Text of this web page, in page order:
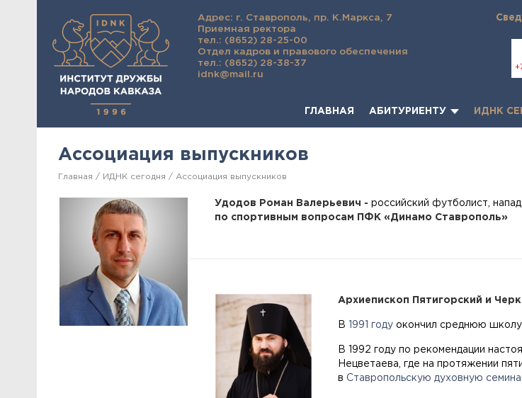
Адрес: г. Ставрополь, пр. К.Маркса, 7
Приемная ректора
тел.: (8652) 28-25-00
Отдел кадров и правового обеспечения
тел.: (8652) 28-38-37
idnk@mail.ru
ГЛАВНАЯ АБИТУРИЕНТУ ИДНК
Ассоциация выпускников
Главная ИДНК сегодня Ассоциация выпускников
Удодов Роман Валерьевич - российский футболист,
по спортивным вопросам ПФК «Динамо Ставрополь»
Архиепископ Пятигорский и
В 1991 году окончил среднюю школу.
В 1992 году по рекомендации
Нецветаева, где на протяжении
в Ставропольскую духовную